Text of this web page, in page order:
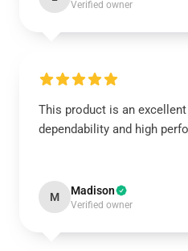
Verified owner
This product is an
dependability and high
M Madison
Verified owner